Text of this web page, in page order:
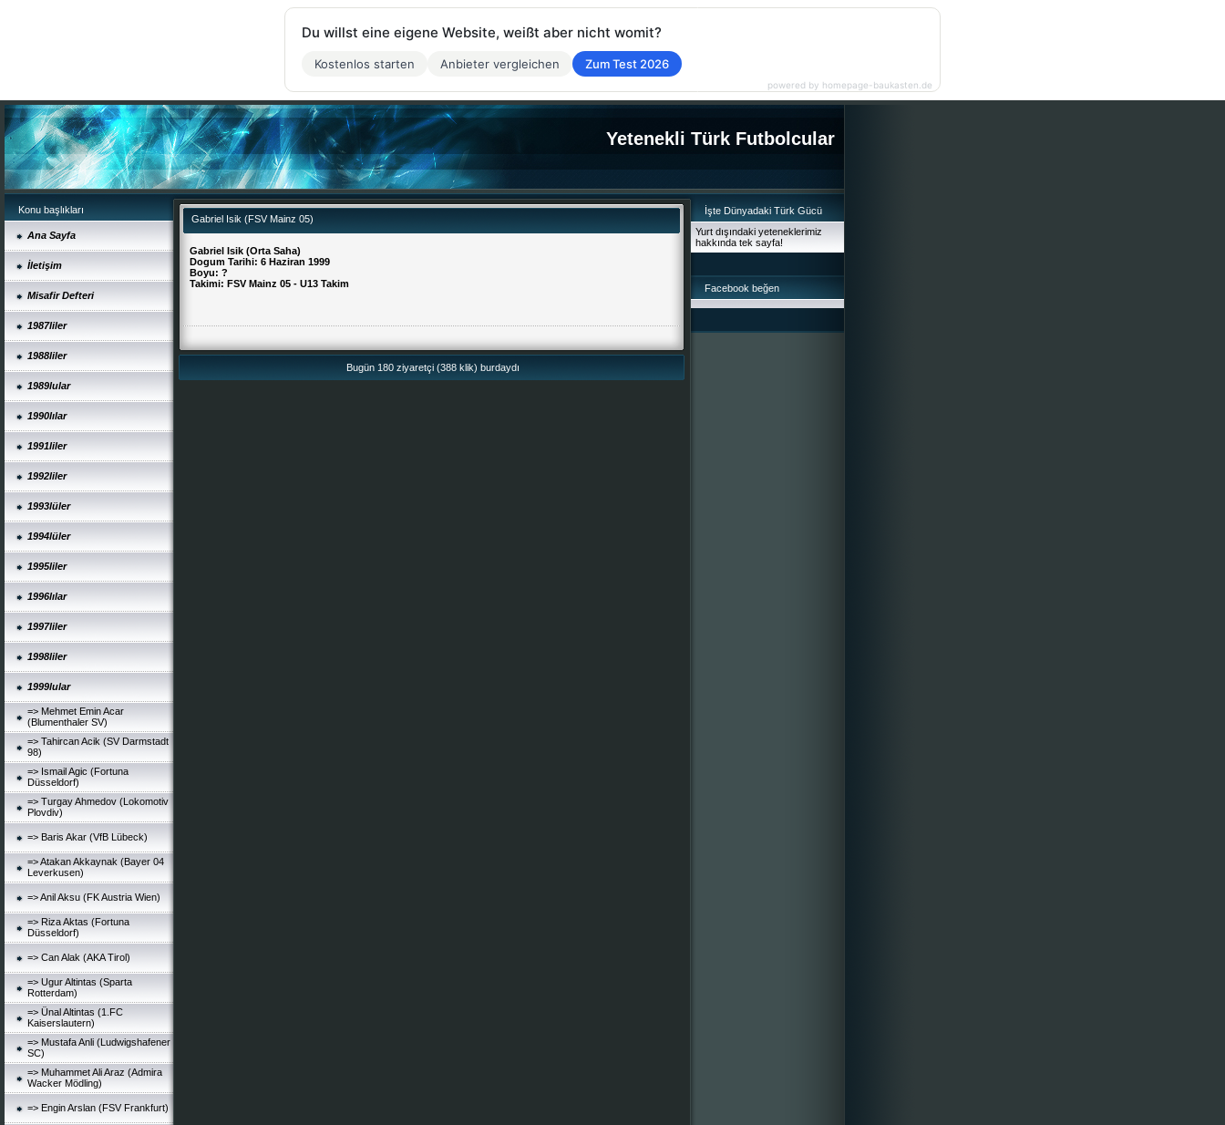
Yetenekli Türk Futbolcular
Konu başlıkları
Ana Sayfa
İletişim
Misafir Defteri
1987liler
1988liler
1989lular
1990lılar
1991liler
1992liler
1993lüler
1994lüler
1995liler
1996lılar
1997liler
1998liler
1999lular
=> Mehmet Emin Acar
(Blumenthaler SV)
=> Tahircan Acik (SV Darmstadt
98)
=> Ismail Agic (Fortuna
Düsseldorf)
=> Turgay Ahmedov (Lokomotiv
Plovdiv)
=> Baris Akar (VfB Lübeck)
=> Atakan Akkaynak (Bayer 04
Leverkusen)
=> Anil Aksu (FK Austria Wien)
=> Riza Aktas (Fortuna
Düsseldorf)
=> Can Alak (AKA Tirol)
=> Ugur Altintas (Sparta
Rotterdam)
=> Ünal Altintas (1.FC
Kaiserslautern)
=> Mustafa Anli (Ludwigshafener
SC)
=> Muhammet Ali Araz (Admira
Wacker Mödling)
=> Engin Arslan (FSV Frankfurt)
Gabriel Isik (FSV Mainz 05)
Gabriel Isik (Orta Saha)
Dogum Tarihi: 6 Haziran 1999
Boyu: ?
Takimi: FSV Mainz 05 - U13 Takim
Bugün 180 ziyaretçi (388 klik) burdaydı
İşte Dünyadaki Türk Gücü
Yurt dışındaki yeteneklerimiz
hakkında tek sayfa!
Facebook beğen
Du willst eine eigene Website, weißt aber nicht womit?
Kostenlos starten Anbieter vergleichen Zum Test 2026
powered by homepage-baukasten.de